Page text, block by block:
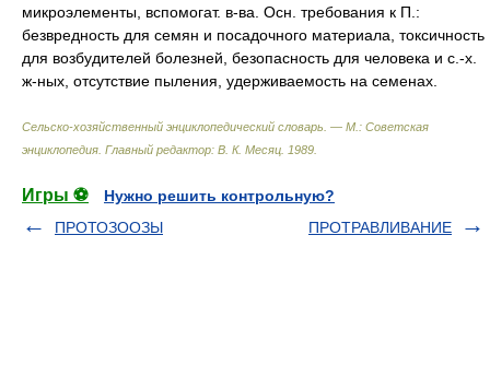
микроэлементы, вспомогат. в-ва. Осн. требования к П.:
безвредность для семян и посадочного материала, токсичность
для возбудителей болезней, безопасность для человека и с.-х.
ж-ных, отсутствие пыления, удерживаемость на семенах.
Сельско-хозяйственный энциклопедический словарь. — М.: Советская
энциклопедия Главный редактор: В. К. Месяц 1989
Игры ⚽
Нужно решить контрольную?
ПРОТОЗООЗЫ
ПРОТРАВЛИВАНИЕ